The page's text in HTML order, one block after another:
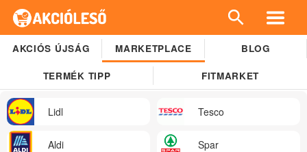
AKCIÓS ÚJSÁG MARKETPLACE BLOG
TERMÉK TIPP FITMARKET
Lidl Tesco
Aldi Spar